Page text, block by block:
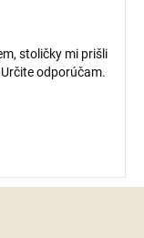
stoličky mi prišli
odporúčam.